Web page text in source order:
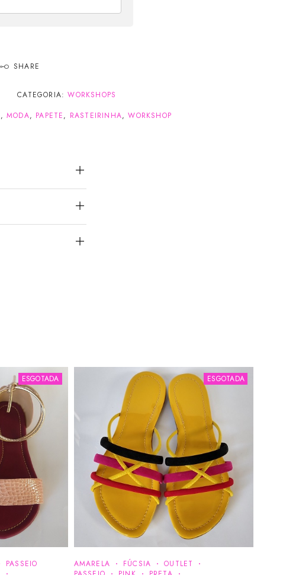
SHARE
CATEGORIA:WORKSHOPS
,MODA, PAPETE, RASTEIRINHA,WORKSHOP
ESGOTADA
PASSEIO
ESGOTADA
AMARELA FÚCSIA
OUTLET